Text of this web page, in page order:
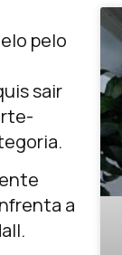
pelo
sair
a